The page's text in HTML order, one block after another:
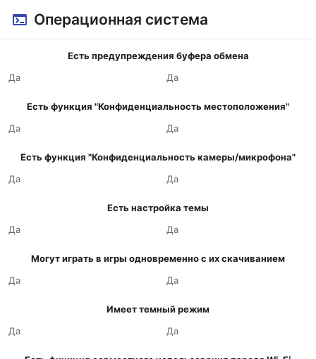
Операционная система
Есть предупреждения буфера обмена
Да
Да
Есть функция "Конфиденциальность местоположения"
Да
Да
Есть функция "Конфиденциальность камеры/микрофона"
Да
Да
Есть настройка темы
Да
Да
Могут играть в игры одновременно с их скачиванием
Да
Да
Имеет темный режим
Да
Да